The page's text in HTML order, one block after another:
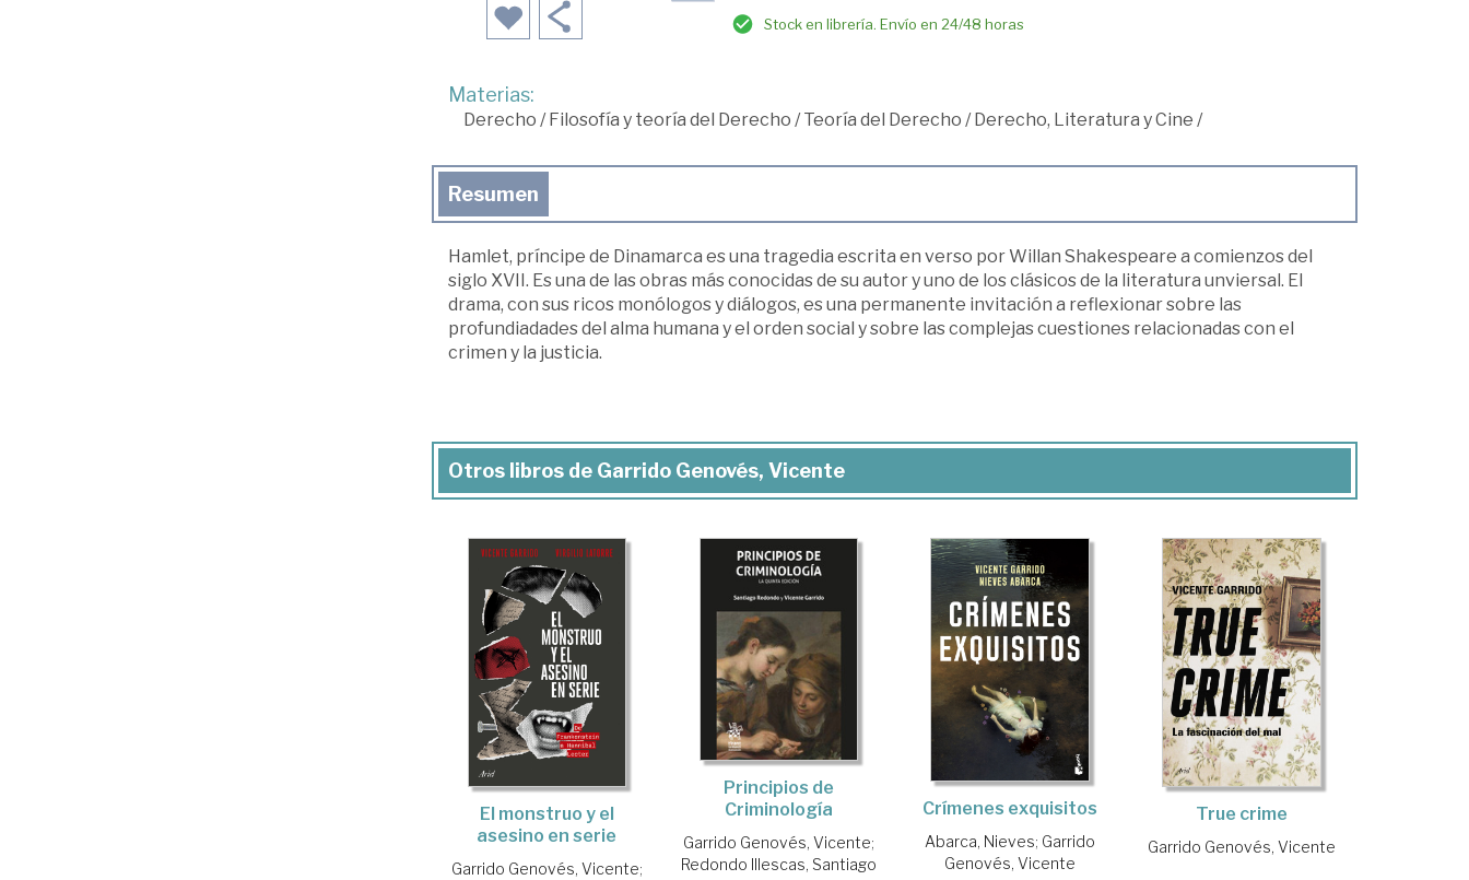
Stock en librería. Envío en 24/48 horas
Materias:
Derecho /Filosofía y teoría del Derecho /Teoría del Derecho /Derecho, Literatura y Cine /
Resumen
Hamlet, príncipe de Dinamarca es una tragedia escrita en verso por Willan Shakespeare a comienzos del
siglo XVII. Es una de las obras más conocidas de su autor y uno de los clásicos de la literatura unviersal. El
drama, con sus ricos monólogos y diálogos, es una permanente invitación a reflexionar sobre las
profundiadades del alma humana y el orden social y sobre las complejas cuestiones relacionadas con el
crimen y la justicia.
Otros libros de Garrido Genovés, Vicente
El monstruo y el
asesino en serie
Garrido Genovés, Vicente;
Principios de
Criminología
Garrido Genovés, Vicente;
Redondo Illescas, Santiago
Crímenes exquisitos
Abarca, Nieves; Garrido
Genovés, Vicente
True crime
Garrido Genovés, Vicente